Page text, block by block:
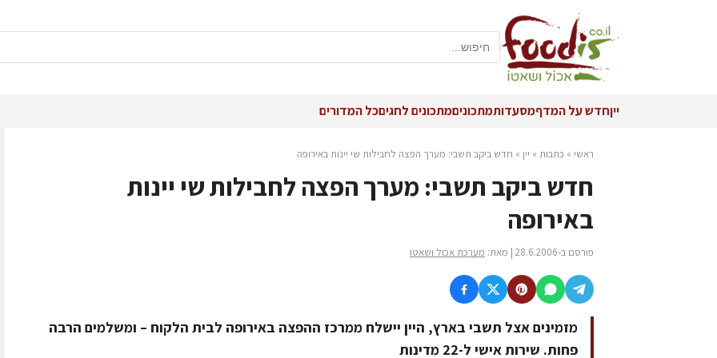
ייןחדש על המדףמסעדותמתכוניםמתכונים לחגיםכל המדורים
ראשי » כתבות » יין » חדש ביקב תשבי: מערך הפצה לחבילות שי יינות באירופה
חדש ביקב תשבי: מערך הפצה לחבילות שי יינות
באירופה
פורסם ב-28.6.2006 | מאת: מערכת אכול ושאטו
מזמינים אצל תשבי בארץ, היין יישלח ממרכז ההפצה באירופה לבית הלקוח – ומשלמים הרבה
פחות. שירות אישי ל-22 מדינות